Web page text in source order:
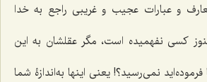
و عبارات عجیب و غریبی راجع به خدا
کسی نفهمیده است، مگر عقلشان به این
نمی‌رسید؟! یعنی اینها به‌اندازۀ شما